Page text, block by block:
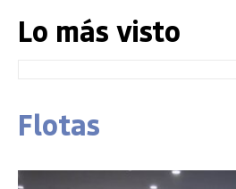
Lo más visto
Flotas